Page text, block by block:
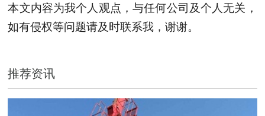
本文内容为我个人观点，与任何公司及个人无关，
如有侵权等问题请及时联系我，谢谢。
推荐资讯